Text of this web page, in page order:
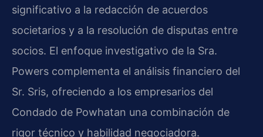
significativo a la redacción de acuerdos
societarios y a la resolución de disputas entre
socios. El enfoque investigativo de la Sra.
Powers complementa el análisis financiero del
Sr. Sris, ofreciendo a los empresarios del
Condado de Powhatan una combinación de
rigor técnico y habilidad negociadora.